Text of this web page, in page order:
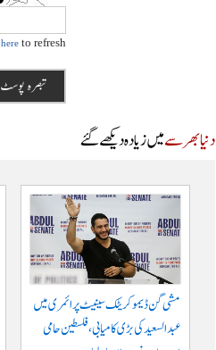
hereto refresh
دنیا بھر سےمیں زیادہ دیکھے گئے
مشی گن ڈیموکریٹک سینیٹ پرائمری میں
عبدالسعید کی بڑی کامیابی، فلسطین حامی